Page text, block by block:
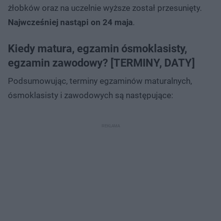
żłobków oraz na uczelnie wyższe został przesunięty.
Najwcześniej nastąpi on 24 maja.
Kiedy matura, egzamin ósmoklasisty,
egzamin zawodowy? [TERMINY, DATY]
Podsumowując, terminy egzaminów maturalnych,
ósmoklasisty i zawodowych są następujące: